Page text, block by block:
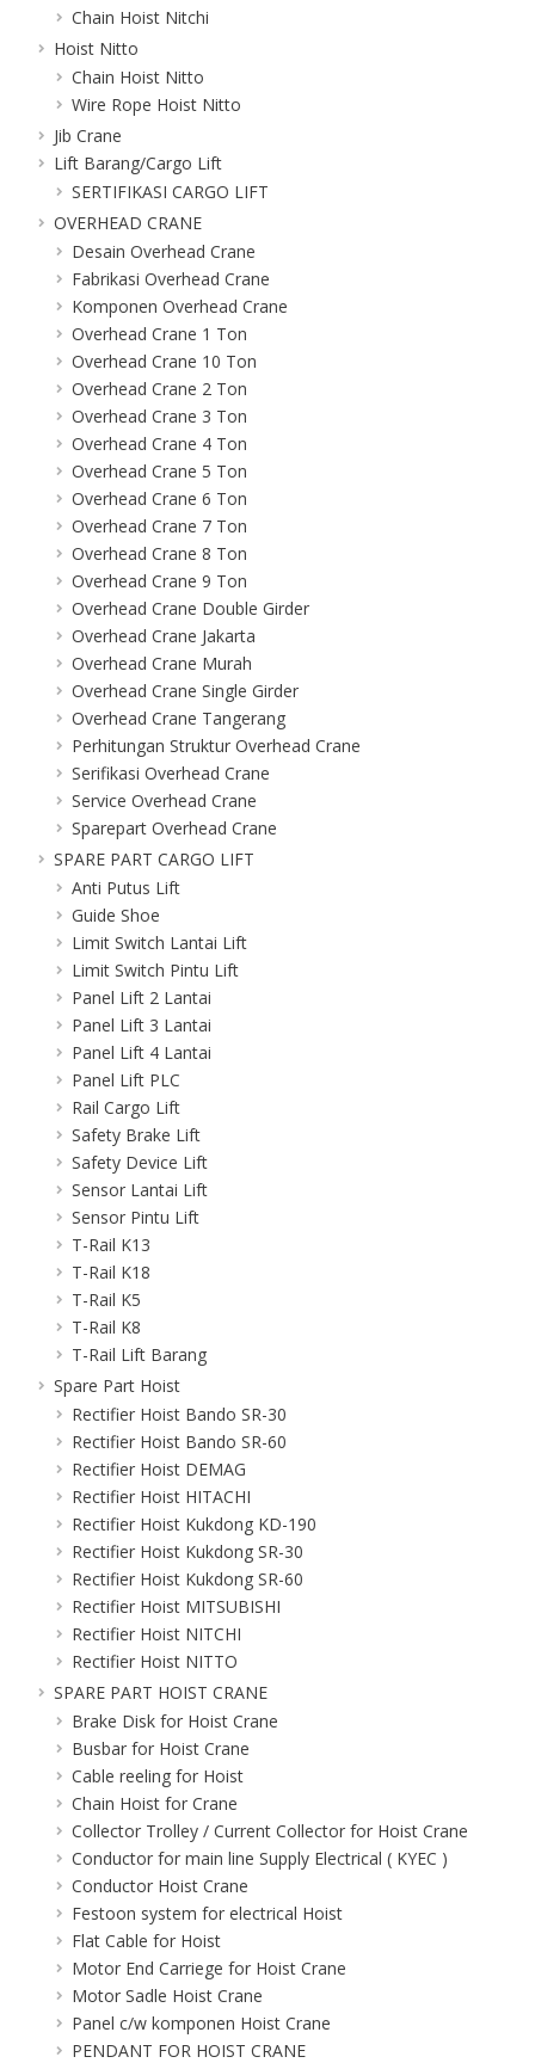
Chain Hoist Nitchi
Hoist Nitto
Chain Hoist Nitto
Wire Rope Hoist Nitto
Jib Crane
Lift Barang/Cargo Lift
SERTIFIKASI CARGO LIFT
OVERHEAD CRANE
Desain Overhead Crane
Fabrikasi Overhead Crane
Komponen Overhead Crane
Overhead Crane 1 Ton
Overhead Crane 10 Ton
Overhead Crane 2 Ton
Overhead Crane 3 Ton
Overhead Crane 4 Ton
Overhead Crane 5 Ton
Overhead Crane 6 Ton
Overhead Crane 7 Ton
Overhead Crane 8 Ton
Overhead Crane 9 Ton
Overhead Crane Double Girder
Overhead Crane Jakarta
Overhead Crane Murah
Overhead Crane Single Girder
Overhead Crane Tangerang
Perhitungan Struktur Overhead Crane
Serifikasi Overhead Crane
Service Overhead Crane
Sparepart Overhead Crane
SPARE PART CARGO LIFT
Anti Putus Lift
Guide Shoe
Limit Switch Lantai Lift
Limit Switch Pintu Lift
Panel Lift 2 Lantai
Panel Lift 3 Lantai
Panel Lift 4 Lantai
Panel Lift PLC
Rail Cargo Lift
Safety Brake Lift
Safety Device Lift
Sensor Lantai Lift
Sensor Pintu Lift
T-Rail K13
T-Rail K18
T-Rail K5
T-Rail K8
T-Rail Lift Barang
Spare Part Hoist
Rectifier Hoist Bando SR-30
Rectifier Hoist Bando SR-60
Rectifier Hoist DEMAG
Rectifier Hoist HITACHI
Rectifier Hoist Kukdong KD-190
Rectifier Hoist Kukdong SR-30
Rectifier Hoist Kukdong SR-60
Rectifier Hoist MITSUBISHI
Rectifier Hoist NITCHI
Rectifier Hoist NITTO
SPARE PART HOIST CRANE
Brake Disk for Hoist Crane
Busbar for Hoist Crane
Cable reeling for Hoist
Chain Hoist for Crane
Collector Trolley / Current Collector for Hoist Crane
Conductor for main line Supply Electrical ( KYEC )
Conductor Hoist Crane
Festoon system for electrical Hoist
Flat Cable for Hoist
Motor End Carriege for Hoist Crane
Motor Sadle Hoist Crane
Panel c/w komponen Hoist Crane
PENDANT FOR HOIST CRANE